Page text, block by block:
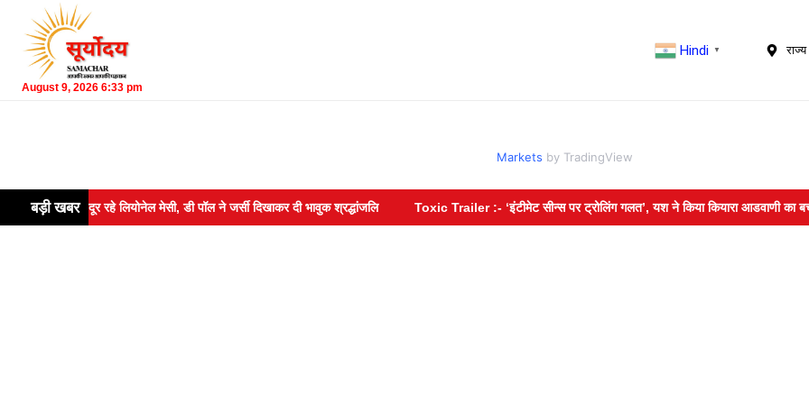
August 9, 2026 6:33 pm
Hindi ▼
Markets by TradingView
बड़ी खबर
मैदान से दूर रहे लियोनेल मेसी, डी पॉल ने जर्सी दिखाकर दी भावुक श्रद्धांजलि Toxic Trailer :- ‘इंटीमेट सीन्स पर ट्रोलिंग गलत’, यश ने किया कियारा आडवाणी का बचाव;